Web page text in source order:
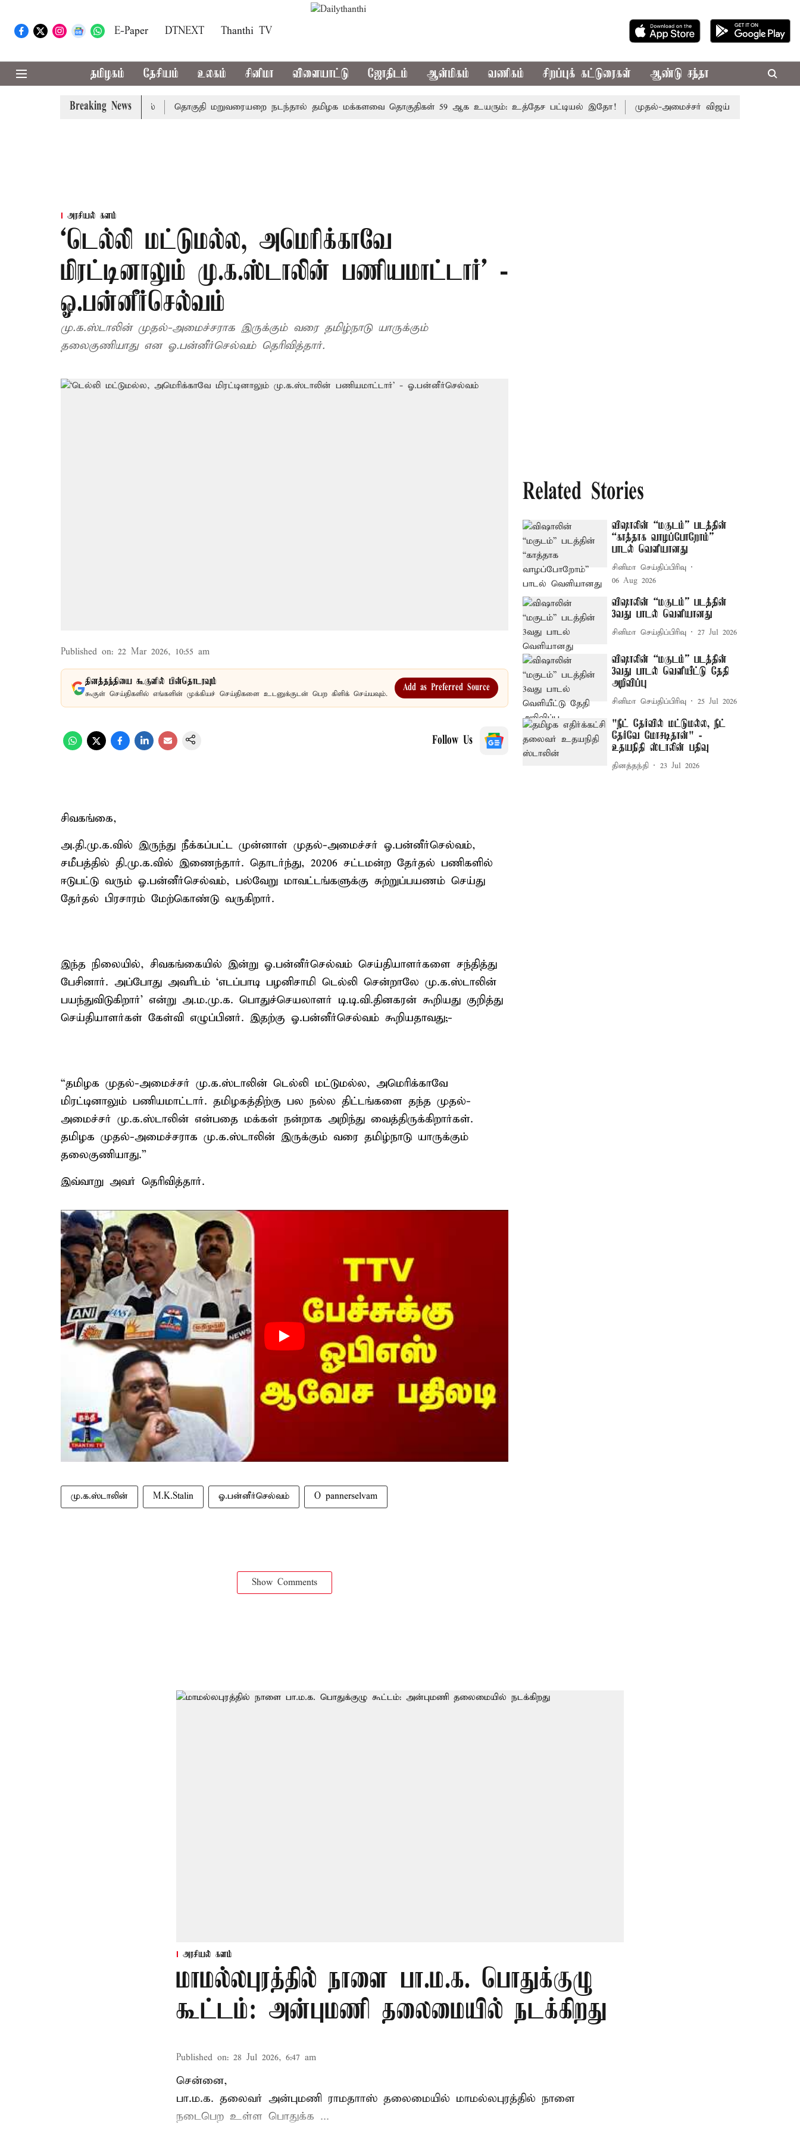
E-Paper DTNEXT Thanthi TV
தமிழகம் தேசியம் உலகம் சினிமா விளையாட்டு ஜோதிடம் ஆன்மிகம் வணிகம் சிறப்புக் கட்டுரைகள் ஆண்டு சந்தா
Breaking News
பலி - பிரதமர் மோடி இரங்கல் தொகுதி மறுவரையறை நடந்தால் தமிழக மக்களவை தொகுதிகள் 59 ஆக உயரும்: உத்தேச பட்டியல் இதோ! முதல்-அமைச்சர் விஜய் தலைமையில் இன்று
அரசியல் களம்
‘டெல்லி மட்டுமல்ல, அமெரிக்காவே
மிரட்டினாலும் மு.க.ஸ்டாலின் பணியமாட்டார்’ -
ஓ.பன்னீர்செல்வம்
மு.க.ஸ்டாலின் முதல்-அமைச்சராக இருக்கும் வரை தமிழ்நாடு யாருக்கும்
தலைகுணியாது என ஓ.பன்னீர்செல்வம் தெரிவித்தார்.
Published on: 22 Mar 2026, 10:55 am
தினத்தந்தியை கூகுளில் பின்தொடரவும்
கூகுள் செய்திகளில் எங்களின் முக்கியச் செய்திகளை உடனுக்குடன் பெற கிளிக் செய்யவும்.
Add as Preferred Source
Follow Us
சிவகங்கை,
அ.தி.மு.க.வில் இருந்து நீக்கப்பட்ட முன்னாள் முதல்-அமைச்சர் ஓ.பன்னீர்செல்வம்,
சமீபத்தில் தி.மு.க.வில் இணைந்தார். தொடர்ந்து, 20206 சட்டமன்ற தேர்தல் பணிகளில்
ஈடுபட்டு வரும் ஓ.பன்னீர்செல்வம், பல்வேறு மாவட்டங்களுக்கு சுற்றுப்பயணம் செய்து
தேர்தல் பிரசாரம் மேற்கொண்டு வருகிறார்.
இந்த நிலையில், சிவகங்கையில் இன்று ஓ.பன்னீர்செல்வம் செய்தியாளர்களை சந்தித்து
பேசினார். அப்போது அவரிடம் ‘எடப்பாடி பழனிசாமி டெல்லி சென்றாலே மு.க.ஸ்டாலின்
பயந்துவிடுகிறார்’ என்று அ.ம.மு.க. பொதுச்செயலாளர் டி.டி.வி.தினகரன் கூறியது குறித்து
செய்தியாளர்கள் கேள்வி எழுப்பினர். இதற்கு ஓ.பன்னீர்செல்வம் கூறியதாவது;-
“தமிழக முதல்-அமைச்சர் மு.க.ஸ்டாலின் டெல்லி மட்டுமல்ல, அமெரிக்காவே
மிரட்டினாலும் பணியமாட்டார். தமிழகத்திற்கு பல நல்ல திட்டங்களை தந்த முதல்-
அமைச்சர் மு.க.ஸ்டாலின் என்பதை மக்கள் நன்றாக அறிந்து வைத்திருக்கிறார்கள்.
தமிழக முதல்-அமைச்சராக மு.க.ஸ்டாலின் இருக்கும் வரை தமிழ்நாடு யாருக்கும்
தலைகுணியாது.”
இவ்வாறு அவர் தெரிவித்தார்.
மு.க.ஸ்டாலின் M.K.Stalin ஓ.பன்னீர்செல்வம் O pannerselvam
Show Comments
Related Stories
விஷாலின் “மகுடம்” படத்தின்
“காத்தாக வாழப்போறோம்”
பாடல் வெளியானது
சினிமா செய்திப்பிரிவு
06 Aug 2026
விஷாலின் “மகுடம்” படத்தின்
3வது பாடல் வெளியானது
சினிமா செய்திப்பிரிவு 27 Jul 2026
விஷாலின் “மகுடம்” படத்தின்
3வது பாடல் வெளியீட்டு தேதி
அறிவிப்பு
சினிமா செய்திப்பிரிவு 25 Jul 2026
"நீட் தேர்வில் மட்டுமல்ல, நீட்
தேர்வே மோசடிதான்" -
உதயநிதி ஸ்டாலின் பதிவு
தினத்தந்தி 23 Jul 2026
அரசியல் களம்
மாமல்லபுரத்தில் நாளை பா.ம.க. பொதுக்குழு
கூட்டம்: அன்புமணி தலைமையில் நடக்கிறது
Published on: 28 Jul 2026, 6:47 am
சென்னை,
பா.ம.க. தலைவர் அன்புமணி ராமதாாஸ் தலைமையில் மாமல்லபுரத்தில் நாளை
நடைபெற உள்ள பொதுக்க ...